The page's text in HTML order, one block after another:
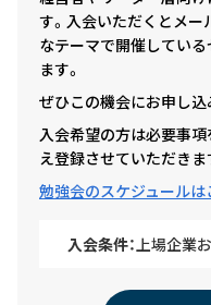
す。入会いただくとメー
なテーマで開催してい
ます。
ぜひこの機会にお申し込
入会希望の方は必要事
え登録させていただきま
勉強会のスケジュールは
入会条件： 上場企業